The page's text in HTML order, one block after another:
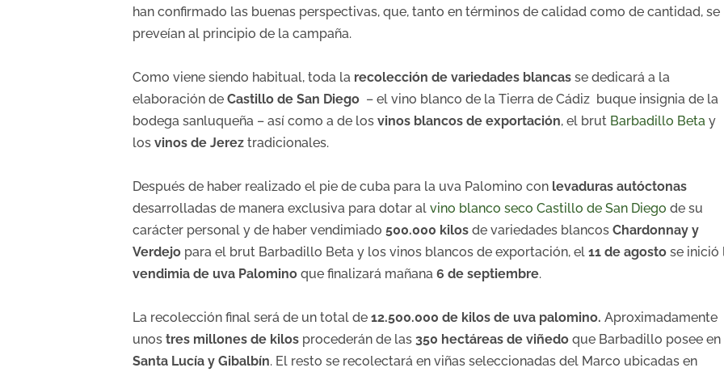
han confirmado las buenas perspectivas, que, tanto en términos de calidad como de cantidad, se
preveían al principio de la campaña.
Como viene siendo habitual, toda la recolección de variedades blancas se dedicará a la
elaboración deCastillo de San Diego – el vino blanco de la Tierra de Cádiz buque insignia de la
bodega sanluqueña – así como a de losvinos blancos de exportación, el brut Barbadillo Beta y
losvinos de Jerez tradicionales.
Después de haber realizado el pie de cuba para la uva Palomino con levaduras autóctonas
desarrolladas de manera exclusiva para dotar alvino blanco seco Castillo de San Diego de su
carácter personal y de haber vendimiado500.000 kilos de variedades blancosChardonnay y
Verdejo para el brut Barbadillo Beta y los vinos blancos de exportación, el11 de agosto se inició
vendimia de uva Palomino que finalizará mañana6 de septiembre.
La recolección final será de un total de12.500.000 de kilos de uva palomino.Aproximadamente
unostres millones de kilos procederán de las350 hectáreas de viñedo que Barbadillo posee en
Santa Lucía y Gibalbín. El resto se recolectará en viñas seleccionadas del Marco ubicadas en